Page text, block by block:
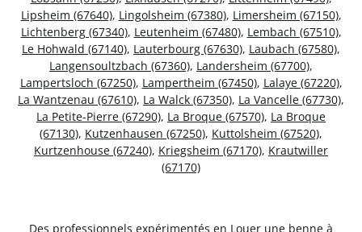
Lipsheim (67640), Lingolsheim (67380), Limersheim (67150),
Lichtenberg (67340), Leutenheim (67480), Lembach (67510),
Le Hohwald (67140), Lauterbourg (67630), Laubach (67580),
Langensoultzbach (67360), Landersheim (67700),
Lampertsloch (67250), Lampertheim (67450), Lalaye (67220),
La Wantzenau (67610), La Walck (67350), La Vancelle (67730),
La Petite-Pierre (67290), La Broque (67570), La Broque
(67130), Kutzenhausen (67250), Kuttolsheim (67520),
Kurtzenhouse (67240), Kriegsheim (67170), Krautwiller
(67170)
Des professionnels expérimentés en Louer une benne à